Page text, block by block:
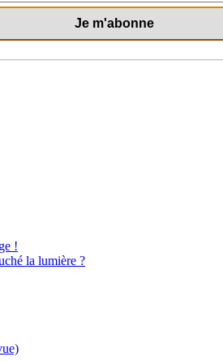
!
la lumière ?